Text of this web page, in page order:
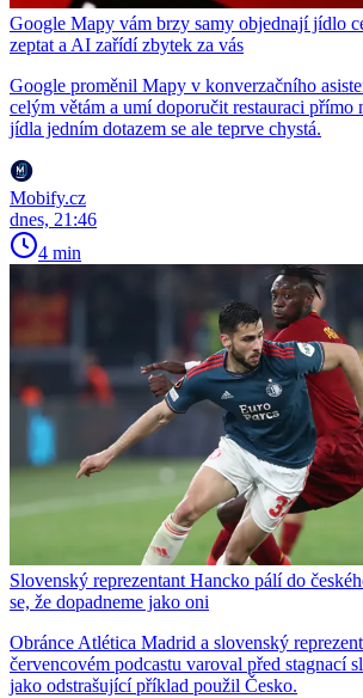
Google Mapy vám brzy samy objednají jídlo
zeptat a AI zařídí zbytek za vás
Google proměnil Mapy v konverzačního
celým větám a umí doporučit restauraci přímo
jídla jedním dotazem se ale teprve chystá.
Mobify.cz
dnes, 21:46
4 min
Slovenský reprezentant Hancko pálí do
se, že dopadneme jako oni
Obránce Atlética Madrid a slovenský
červencovém podcastu varoval před stagnací
jako odstrašující příklad použil Česko.